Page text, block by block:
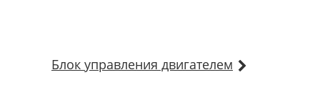
Блок управления двигателем